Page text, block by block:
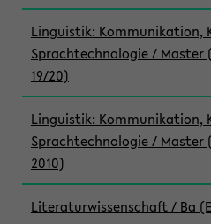
Linguistik: Kommunikation,
Sprachtechnologie / Master
19/20)
Linguistik: Kommunikation,
Sprachtechnologie / Master
2010)
Literaturwissenschaft / Ba